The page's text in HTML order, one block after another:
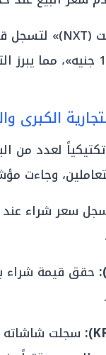
ومستويات بيع عند حدود
الكبرى
لعدد من
وجاءت
سجلت شاشاته